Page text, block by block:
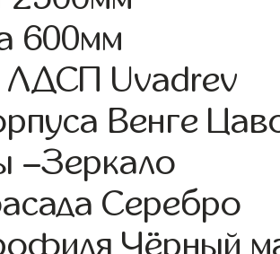
600мм
ЛДСП Uvadrev
Венге
–Зеркало
Серебро
Чёрный